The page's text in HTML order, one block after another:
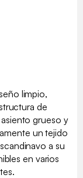
limpio,
de
grueso y
un tejido
a su
en varios